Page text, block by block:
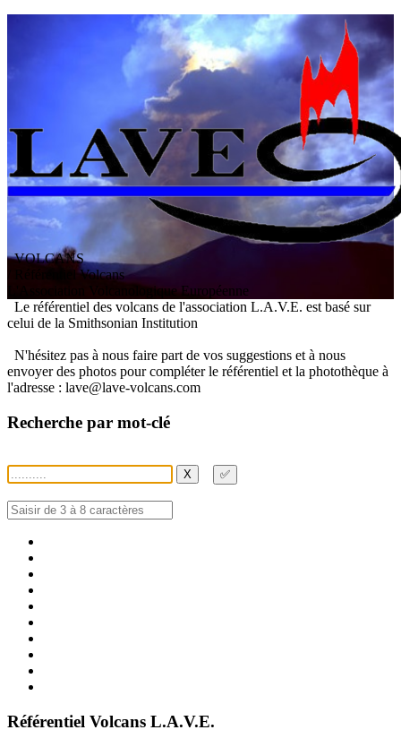
VOLCANS
/ Référentiel Volcans
ssociation V olcanologiqueEuropéenne
Le référentiel des volcans de l'association L.A.V.E. est basé sur
celui de la Smithsonian Institution
N'hésitez pas à nous faire part de vos suggestions et à nous
envoyer des photos pour compléter le référentiel et la photothèque à
l'adresse : lave@lave-volcans.com
Recherche par mot-clé
X ✅
Référentiel Volcans L.A.V.E.